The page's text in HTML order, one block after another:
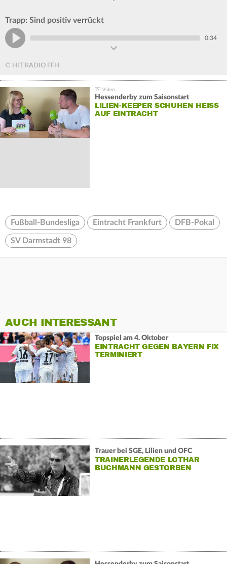
Trapp: Sind positiv verrückt
0:34
© HIT RADIO FFH
Hessenderby zum Saisonstart
LILIEN-KEEPER SCHUHEN HEISS A
UF EINTRACHT
Fußball-Bundesliga Eintracht Frankfurt DFB-Pokal
SV Darmstadt 98
AUCH INTERESSANT
Topspiel am 4. Oktober
EINTRACHT GEGEN BAYERN FIX
TERMINIERT
Trauer bei SGE, Lilien und OFC
TRAINERLEGENDE LOTHAR
BUCHMANN GESTORBEN